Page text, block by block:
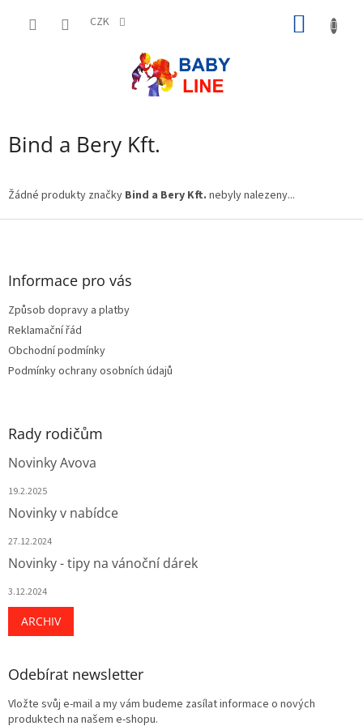
CZK
Bind a Bery Kft.
Žádné produkty značky Bind a Bery Kft. nebyly nalezeny...
Z
Informace pro vás
Způsob dopravy a platby
Reklamační řád
Obchodní podmínky
Podmínky ochrany osobních údajů
Rady rodičům
Novinky Avova
19.2.2025
Novinky v nabídce
27.12.2024
Novinky - tipy na vánoční dárek
3.12.2024
ARCHIV
Odebírat newsletter
Vložte svůj e-mail a my vám budeme zasílat informace o nových
produktech na našem e-shopu.